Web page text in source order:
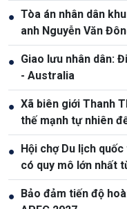
● Tòa án nhân dân
anh Nguyễn Văn
● Giao lưu nhân dân:
- Australia
● Xã biên giới Thanh
thế mạnh tự nhiên
● Hội chợ Du lịch
có quy mô lớn nhất
● Bảo đảm tiến độ